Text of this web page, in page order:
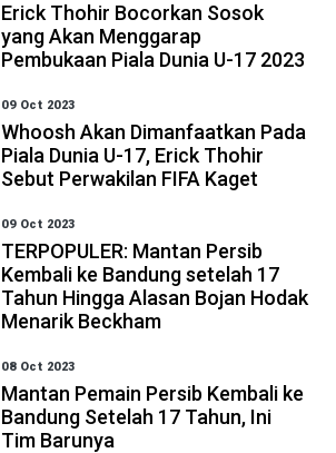
Erick Thohir Bocorkan Sosok
yang Akan Menggarap
Pembukaan Piala Dunia U-17 2023
09 Oct 2023
Whoosh Akan Dimanfaatkan Pada
Piala Dunia U-17, Erick Thohir
Sebut Perwakilan FIFA Kaget
09 Oct 2023
TERPOPULER: Mantan Persib
Kembali ke Bandung setelah 17
Tahun Hingga Alasan Bojan Hodak
Menarik Beckham
08 Oct 2023
Mantan Pemain Persib Kembali ke
Bandung Setelah 17 Tahun, Ini
Tim Barunya